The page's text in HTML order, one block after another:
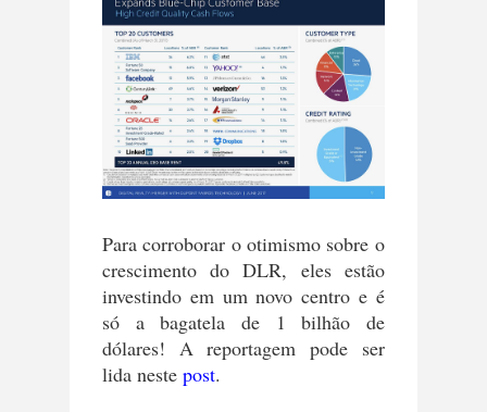
Para corroborar o otimismo sobre o
crescimento do DLR, eles estão
investindo em um novo centro e é
só a bagatela de 1 bilhão de
dólares! A reportagem pode ser
lida neste post.